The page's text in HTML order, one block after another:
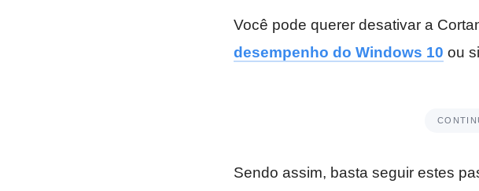
Você pode querer desativar a
desempenho do Windows 10 ou
Sendo assim, basta seguir estes